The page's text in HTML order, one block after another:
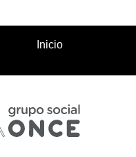
Inicio